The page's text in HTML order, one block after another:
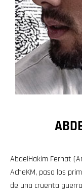
AbdelHakim Ferhat
AcheKM, paso los
de una cruenta